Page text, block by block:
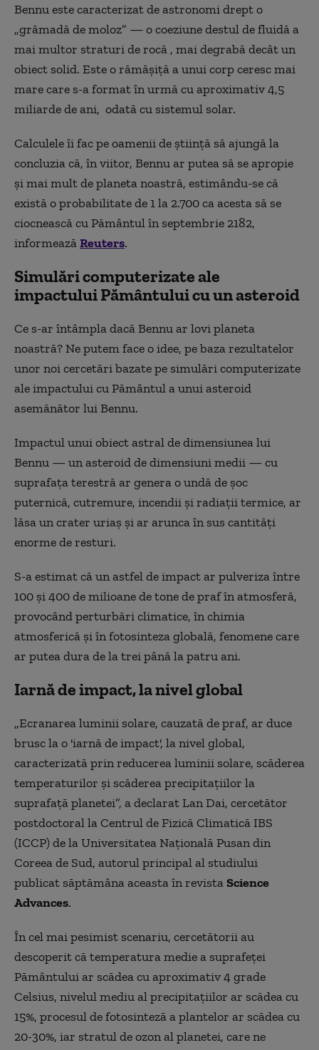
Bennu este caracterizat de astronomi drept o
„grămadă de moloz” — o coeziune destul de fluidă a
mai multor straturi de rocă , mai degrabă decât un
obiect solid. Este o rămășiță a unui corp ceresc mai
mare care s-a format în urmă cu aproximativ 4,5
miliarde de ani, odată cu sistemul solar.
Calculele îi fac pe oamenii de știință să ajungă la
concluzia că, în viitor, Bennu ar putea să se apropie
și mai mult de planeta noastră, estimându-se că
există o probabilitate de 1 la 2.700 ca acesta să se
ciocnească cu Pământul în septembrie 2182,
informeazăReuters.
Simulări computerizate ale
impactului Pământului cu un asteroid
Ce s-ar întâmpla dacă Bennu ar lovi planeta
noastră? Ne putem face o idee, pe baza rezultatelor
unor noi cercetări bazate pe simulări computerizate
ale impactului cu Pământul a unui asteroid
asemănător lui Bennu.
Impactul unui obiect astral de dimensiunea lui
Bennu — un asteroid de dimensiuni medii — cu
suprafața terestră ar genera o undă de șoc
puternică, cutremure, incendii și radiații termice, ar
lăsa un crater uriaș și ar arunca în sus cantități
enorme de resturi.
S-a estimat că un astfel de impact ar pulveriza între
100 și 400 de milioane de tone de praf în atmosferă,
provocând perturbări climatice, în chimia
atmosferică și în fotosinteza globală, fenomene care
ar putea dura de la trei până la patru ani.
Iarnă de impact, la nivel global
„Ecranarea luminii solare, cauzată de praf, ar duce
brusc la o 'iarnă de impact', la nivel global,
caracterizată prin reducerea luminii solare, scăderea
temperaturilor și scăderea precipitațiilor la
suprafață planetei”, a declarat Lan Dai, cercetător
postdoctoral la Centrul de Fizică Climatică IBS
(ICCP) de la Universitatea Națională Pusan din
Coreea de Sud, autorul principal al studiului
publicat săptămâna aceasta în revistaScience
Advances.
În cel mai pesimist scenariu, cercetătorii au
descoperit că temperatura medie a suprafeței
Pământului ar scădea cu aproximativ 4 grade
Celsius, nivelul mediu al precipitațiilor ar scădea cu
15%, procesul de fotosinteză a plantelor ar scădea cu
20-30%, iar stratul de ozon al planetei, care ne